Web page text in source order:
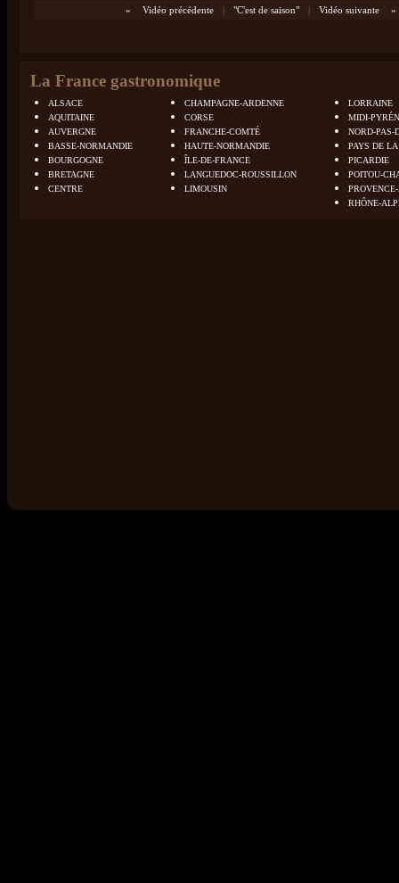
« Vidéo précédente | "C'est de saison" | Vidéo suivante »
La France gastronomique
ALSACE
AQUITAINE
AUVERGNE
BASSE-NORMANDIE
BOURGOGNE
BRETAGNE
CENTRE
CHAMPAGNE-ARDENNE
CORSE
FRANCHE-COMTÉ
HAUTE-NORMANDIE
ÎLE-DE-FRANCE
LANGUEDOC-ROUSSILLON
LIMOUSIN
LORRAINE
MIDI-
NORD-PAS-
PAYS DE
PICARDIE
POITOU-
RHÔNE-